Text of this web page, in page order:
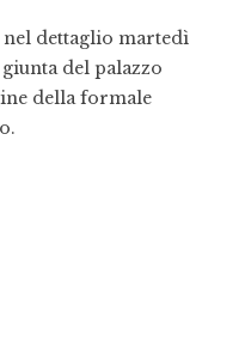
dettaglio martedì
del palazzo
della formale